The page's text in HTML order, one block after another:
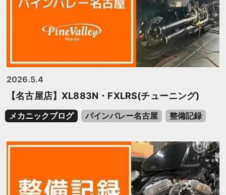
2026.5.4
【名古屋店】XL883N・FXLRS(チューニング)
メカニックブログ パインバレー名古屋 整備記録